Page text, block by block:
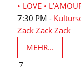
• LOVE •
7:30 PM -
Zack Zack Zack
MEHR...
7